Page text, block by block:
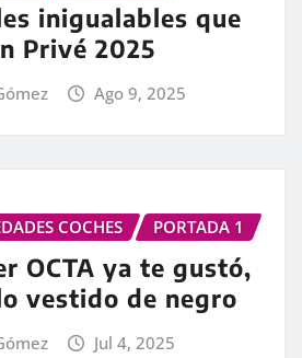
inigualables que
Privé 2025
Ago 9, 2025
COCHES PORTADA 1
OCTA ya te gustó,
vestido de negro
Jul 4, 2025